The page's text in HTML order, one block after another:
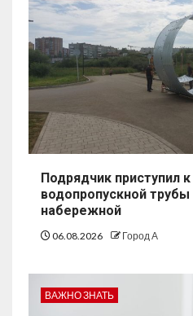
Подрядчик приступил
водопропускной трубы
набережной
06.08.2026 Город А
ВАЖНО ЗНАТЬ